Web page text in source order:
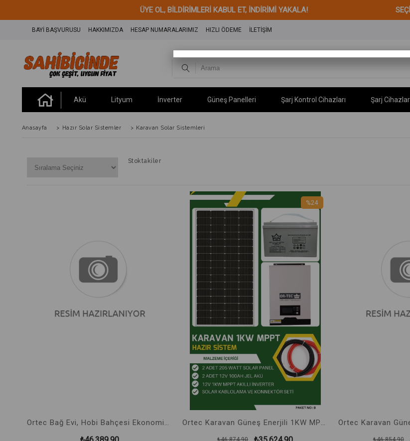
ÜYE OL, BİLDİRİMLERİ KABUL ET, İNDİRİMİ YAKALA! SEÇİLİ
BAYİ BAŞVURUSU HAKKIMIZDA HESAP NUMARALARIMIZ HIZLI ÖDEME İLETİŞİM
Akü Lityum İnverter Güneş Panelleri Şarj Kontrol Cihazları Şarj
Anasayfa > Hazır Solar Sistemler > Karavan Solar Sistemleri
Stoktakiler
Ortec Bağ Evi, Hobi Bahçesi Ekonomik Güneş Enerjisi 3KW Solar Enerji Paketi - No:13 Ortec Karavan Güneş Enerjili 1KW MPPT Solar Sistem No:8
₺46.874,90
%24
İndirim
%24İndirim
₺46.854,90